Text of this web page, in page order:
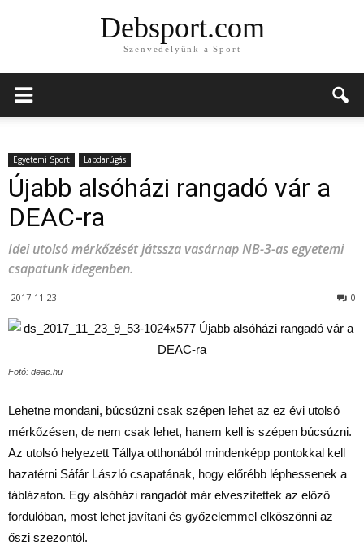
Debsport.com
Szenvedélyünk a Sport
Egyetemi Sport Labdarúgás
Újabb alsóházi rangadó vár a
DEAC-ra
Idei utolsó mérkőzését játssza vasárnap NB-3-as egyetemi
csapatunk idegenben.
2017-11-23 0
Fotó: deac.hu
Lehetne mondani, búcsúzni csak szépen lehet az ez évi utolsó
mérkőzésen, de nem csak lehet, hanem kell is szépen búcsúzni.
Az utolsó helyezett Tállya otthonából mindenképp pontokkal kell
hazatérni Sáfár László csapatának, hogy előrébb léphessenek a
táblázaton. Egy alsóházi rangadót már elveszítettek az előző
fordulóban, most lehet javítani és győzelemmel elköszönni az
őszi szezontól.